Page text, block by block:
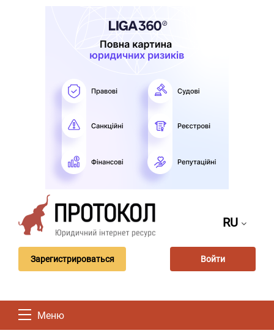
RU
Зарегистрироваться Войти
Меню